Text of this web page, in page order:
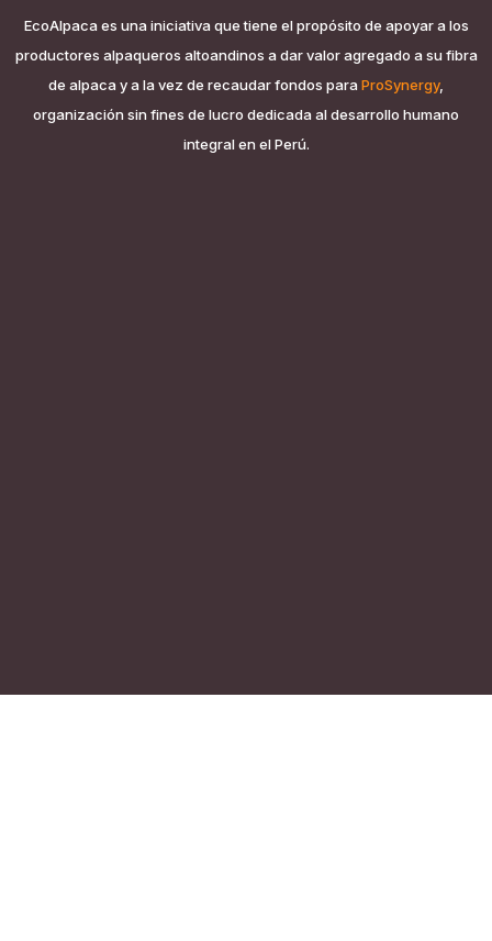
EcoAlpaca es una iniciativa que tiene el propósito de apoyar a los
productores alpaqueros altoandinos a dar valor agregado a su fibra
de alpaca y a la vez de recaudar fondos para ProSynergy,
organización sin fines de lucro dedicada al desarrollo humano
integral en el Perú.